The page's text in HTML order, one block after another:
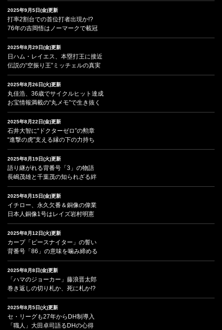
2025年9月5日(金)更新
打率2割台での首位打者出現か!?
76年の吉岡悟はノーマークで載冠
2025年8月29日(金)更新
日ハム・レイエス、本塁打王に接近
伝説の“空振り王”ミッチェルの真実
2025年8月26日(火)更新
丸佳浩、36歳でサイクルヒット達成
お宝情報満載の“丸メモ”で生き抜く
2025年8月22日(金)更新
石井大智に“ドクターゼロ”の勲章
“進撃の虎”支える縁の下の力持ち
2025年8月19日(火)更新
語り継がれる背番号「3」の物語
長嶋茂雄と千葉茂の知られざる絆
2025年8月15日(金)更新
イチロー、永久欠番＆銅像の偉業
日本人銅像1号はレイズ岩村明憲
2025年8月12日(火)更新
カープ「ピースナイター」の誓い
背番号「86」の意味を噛み締める
2025年8月8日(金)更新
「ハマのジョーカー」藤浪晋太郎
巻き返しの切り札か、死に札か!?
2025年8月5日(火)更新
セ・リーグも27年からDH制導入
「職人」大田卓司語るDHの心得